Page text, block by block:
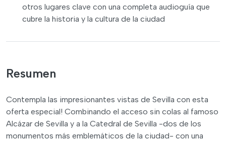
otros lugares clave con una completa audioguía que
cubre la historia y la cultura de la ciudad
Resumen
Contempla las impresionantes vistas de Sevilla con esta
oferta especial! Combinando el acceso sin colas al famoso
Alcázar de Sevilla y a la Catedral de Sevilla -dos de los
monumentos más emblemáticos de la ciudad- con una